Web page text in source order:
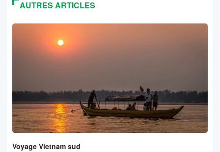
AUTRES ARTICLES
Voyage Vietnam sud